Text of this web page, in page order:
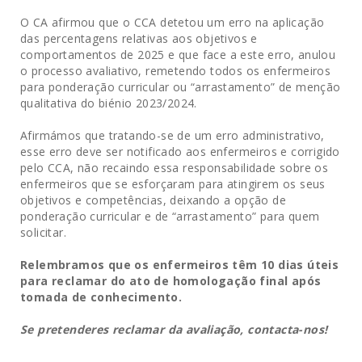
O CA afirmou que o CCA detetou um erro na aplicação
das percentagens relativas aos objetivos e
comportamentos de 2025 e que face a este erro, anulou
o processo avaliativo, remetendo todos os enfermeiros
para ponderação curricular ou “arrastamento” de menção
qualitativa do biénio 2023/2024.
Afirmámos que tratando-se de um erro administrativo,
esse erro deve ser notificado aos enfermeiros e corrigido
pelo CCA, não recaindo essa responsabilidade sobre os
enfermeiros que se esforçaram para atingirem os seus
objetivos e competências, deixando a opção de
ponderação curricular e de “arrastamento” para quem
solicitar.
Relembramos que os enfermeiros têm 10 dias úteis
para reclamar do ato de homologação final após
tomada de conhecimento.
Se pretenderes reclamar da avaliação, contacta-nos!